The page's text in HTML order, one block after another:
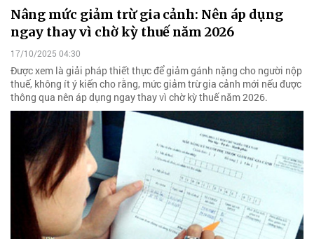
Nâng mức giảm trừ gia cảnh: Nên áp dụng
ngay thay vì chờ kỳ thuế năm 2026
17/10/2025 04:30
Được xem là giải pháp thiết thực để giảm gánh nặng cho người nộp
thuế, không ít ý kiến cho rằng, mức giảm trừ gia cảnh mới nếu được
thông qua nên áp dụng ngay thay vì chờ kỳ thuế năm 2026.